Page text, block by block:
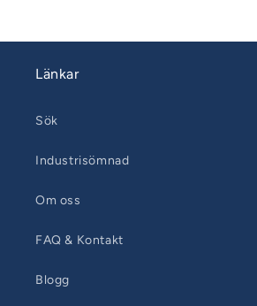
Länkar
Sök
Industrisömnad
Om oss
FAQ & Kontakt
Blogg